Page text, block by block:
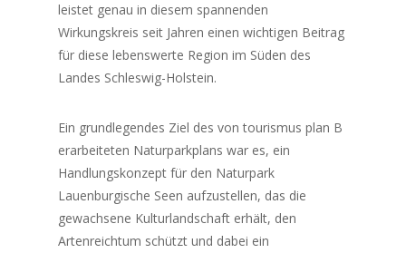
leistet genau in diesem spannenden
Wirkungskreis seit Jahren einen wichtigen Beitrag
für diese lebenswerte Region im Süden des
Landes Schleswig-Holstein.
Ein grundlegendes Ziel des von tourismus plan B
erarbeiteten Naturparkplans war es, ein
Handlungskonzept für den Naturpark
Lauenburgische Seen aufzustellen, das die
gewachsene Kulturlandschaft erhält, den
Artenreichtum schützt und dabei ein